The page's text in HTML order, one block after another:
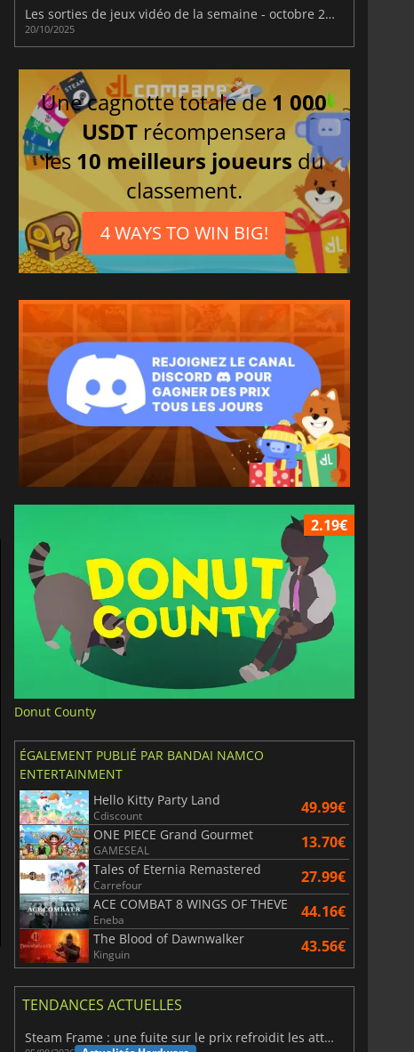
Les sorties de jeux vidéo de la semaine - octobre 2025 (semaine 43)
20/10/2025
Une cagnotte totale de 1 000
USDT récompensera
les 10 meilleurs joueurs du
classement.
4 WAYS TO WIN BIG!
2.19€
Donut County
ÉGALEMENT PUBLIÉ PAR BANDAI NAMCO
ENTERTAINMENT
Hello Kitty Party Land
Cdiscount 49.99€
ONE PIECE Grand Gourmet
GAMESEAL 13.70€
Tales of Eternia Remastered
Carrefour 27.99€
ACE COMBAT 8 WINGS OF THEVE
Eneba 44.16€
The Blood of Dawnwalker
Kinguin 43.56€
TENDANCES ACTUELLES
Steam Frame : une fuite sur le prix refroidit les attentes VR